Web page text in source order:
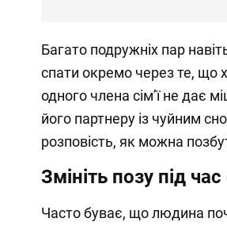
Багато подружніх пар
спати окремо через те, що
одного члена сімʼї не дає
його партнеру із чуйним
розповість, як можна
Змініть позу під час
Часто буває, що людина